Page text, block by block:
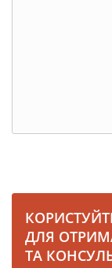
ДЛЯ
ТА